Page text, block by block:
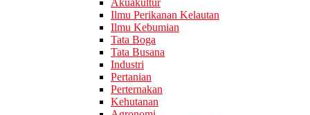
Ilmu Perikanan Kelautan
Ilmu Kebumian
Tata Boga
Tata Busana
Industri
Pertanian
Perternakan
Kehutanan